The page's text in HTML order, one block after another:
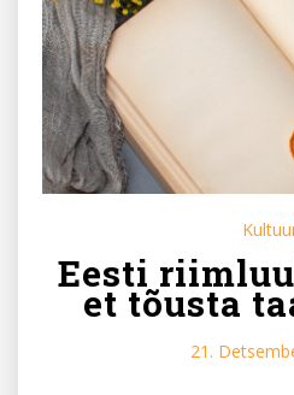
Eesti
et tõusta
21.